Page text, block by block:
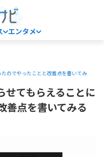
エンタメ
のでやったことと改善点を書いてみ
せてもらえることに
善点を書いてみる